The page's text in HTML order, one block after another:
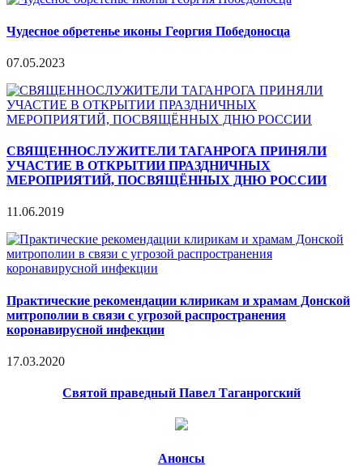
Чудесное обретенье иконы Георгия Победоносца
07.05.2023
СВЯЩЕННОСЛУЖИТЕЛИ ТАГАНРОГА ПРИНЯЛИ
УЧАСТИЕ В ОТКРЫТИИ ПРАЗДНИЧНЫХ
МЕРОПРИЯТИЙ, ПОСВЯЩЁННЫХ ДНЮ РОССИИ
11.06.2019
Практические рекомендации клирикам и храмам Донской
митрополии в связи c угрозой распространения
коронавирусной инфекции
17.03.2020
Святой праведный Павел Таганрогский
Анонсы